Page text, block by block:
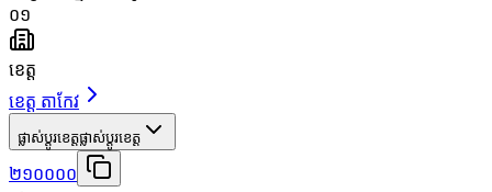
០១
ខេត្ត
ខេត្ត តាកែវ
ផ្លាស់ប្តូរខេត្តផ្លាស់ប្តូរខេត្ត
២១០០០០